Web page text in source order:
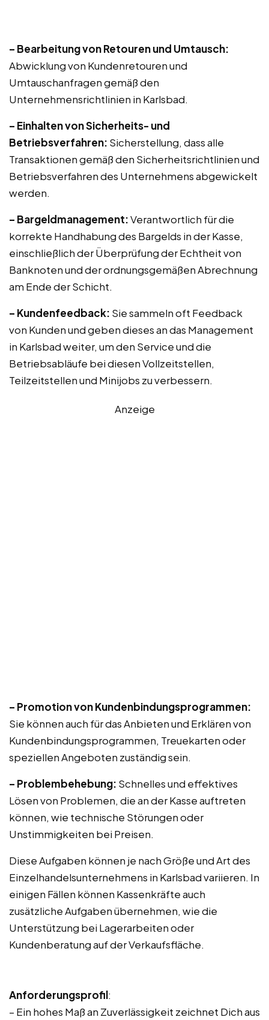
– Bearbeitung von Retouren und Umtausch:
Abwicklung von Kundenretouren und
Umtauschanfragen gemäß den
Unternehmensrichtlinien in Karlsbad.
– Einhalten von Sicherheits- und
Betriebsverfahren: Sicherstellung, dass alle
Transaktionen gemäß den Sicherheitsrichtlinien und
Betriebsverfahren des Unternehmens abgewickelt
werden.
– Bargeldmanagement:Verantwortlich für die
korrekte Handhabung des Bargelds in der Kasse,
einschließlich der Überprüfung der Echtheit von
Banknoten und der ordnungsgemäßen Abrechnung
am Ende der Schicht.
– Kundenfeedback: Sie sammeln oft Feedback
von Kunden und geben dieses an das Management
in Karlsbad weiter, um den Service und die
Betriebsabläufe bei diesen Vollzeitstellen,
Teilzeitstellen und Minijobs zu verbessern.
Anzeige
– Promotion von Kundenbindungsprogrammen:
Sie können auch für das Anbieten und Erklären von
Kundenbindungsprogrammen, Treuekarten oder
speziellen Angeboten zuständig sein.
– Problembehebung: Schnelles und effektives
Lösen von Problemen, die an der Kasse auftreten
können, wie technische Störungen oder
Unstimmigkeiten bei Preisen.
Diese Aufgaben können je nach Größe und Art des
Einzelhandelsunternehmens in Karlsbad variieren. In
einigen Fällen können Kassenkräfte auch
zusätzliche Aufgaben übernehmen, wie die
Unterstützung bei Lagerarbeiten oder
Kundenberatung auf der Verkaufsfläche.
Anforderungsprofil:
– Ein hohes Maß an Zuverlässigkeit zeichnet Dich aus